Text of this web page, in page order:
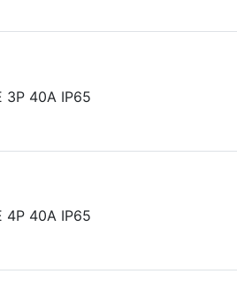
3P 40A IP65
4P 40A IP65